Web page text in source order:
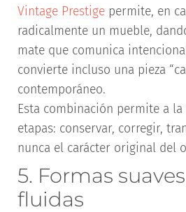
Vintage Prestige permite, en
radicalmente un mueble,
mate que comunica
convierte incluso una pieza
contemporáneo.
Esta combinación permite a
etapas: conservar, corregir,
nunca el carácter original del
5. Formas
fluidas